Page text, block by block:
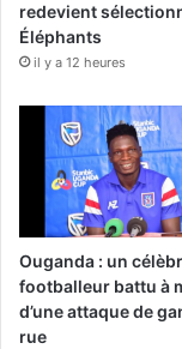
redevient
Éléphants
il y a 12 heures
Ouganda : un
footballeur battu à
d’une attaque de
rue